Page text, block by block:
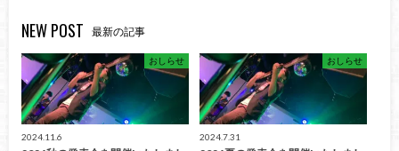
NEW POST 最新の記事
おしらせ
2024.11.6
おしらせ
2024.7.31